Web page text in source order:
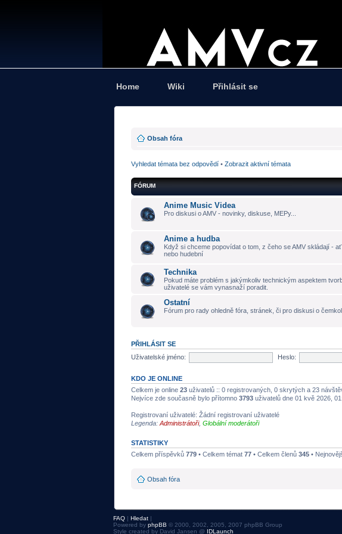
Home Wiki Přihlásit se
Obsah fóra
Vyhledat témata bez odpovědí • Zobrazit aktivní témata
FÓRUM
Anime Music Videa
Pro diskusi o AMV - novinky, diskuse, MEPy...
Anime a hudba
Když si chceme popovídat o tom, z čeho se AMV skládají -
nebo hudební
Technika
Pokud máte problém s jakýmkoliv technickým aspektem
uživatelé se vám vynasnaží poradit.
Ostatní
Fórum pro rady ohledně fóra, stránek, či pro diskusi o
PŘIHLÁSIT SE
Uživatelské jméno:
Heslo:
KDO JE ONLINE
Celkem je online 23 uživatelů :: 0 registrovaných, 0 skrytých a 23
Nejvíce zde současně bylo přítomno 3793 uživatelů dne 01 kvě 2026,
Registrovaní uživatelé: Žádní registrovaní uživatelé
Legenda: Administrátoři, Globální moderátoři
STATISTIKY
Celkem příspěvků 779 • Celkem témat 77 • Celkem členů 345 •
Obsah fóra
FAQ | Hledat |
Powered by phpBB © 2000, 2002, 2005, 2007 phpBB Group
Style created by David Jansen @ IDLaunch